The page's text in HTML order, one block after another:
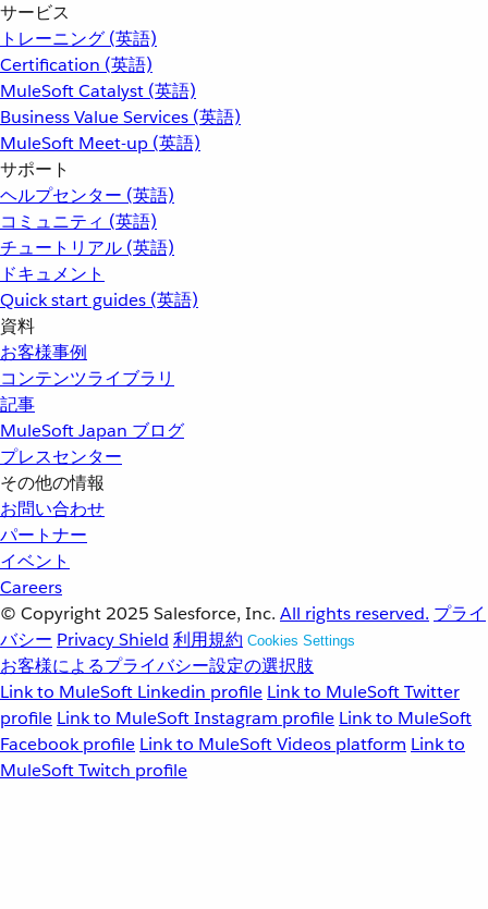
サービス
トレーニング (英語)
Certification (英語)
MuleSoft Catalyst (英語)
Business Value Services (英語)
MuleSoft Meet-up (英語)
サポート
ヘルプセンター (英語)
コミュニティ (英語)
チュートリアル (英語)
ドキュメント
Quick start guides (英語)
資料
お客様事例
コンテンツライブラリ
記事
MuleSoft Japan ブログ
プレスセンター
その他の情報
お問い合わせ
パートナー
イベント
Careers
© Copyright 2025 Salesforce, Inc. All rights reserved. プライ
バシー Privacy Shield 利用規約 Cookies Settings
お客様によるプライバシー設定の選択肢
Link to MuleSoft Linkedin profile Link to MuleSoft Twitter
profile Link to MuleSoft Instagram profile Link to MuleSoft
Facebook profile Link to MuleSoft Videos platform Link to
MuleSoft Twitch profile